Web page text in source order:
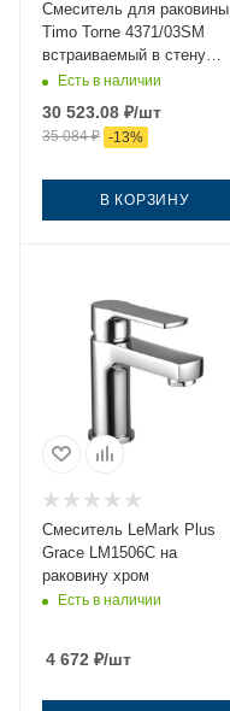
Смеситель для раковины
Timo Torne 4371/03SM
встраиваемый в стену
черный
Есть в наличии
30 523.08 ₽/шт
35 084₽ -13%
В КОРЗИНУ
Смеситель LeMark Plus
Grace LM1506C на
раковину хром
Есть в наличии
4 672 ₽/шт